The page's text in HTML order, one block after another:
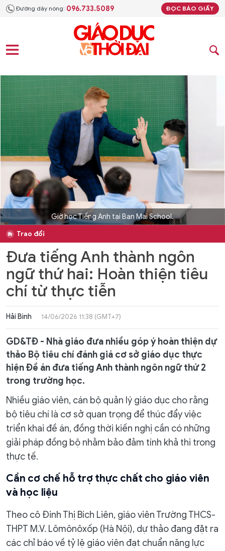
Đường dây nóng: 096.733.5089 ĐỌC BÁO GIẤY
Giờ học Tiếng Anh tại Ban Mai School.
Trao đổi
Đưa tiếng Anh thành ngôn
ngữ thứ hai: Hoàn thiện tiêu
chí từ thực tiễn
Hải Bình 14/06/2026 11:38 (GMT+7)
GD&TĐ - Nhà giáo đưa nhiều góp ý hoàn thiện dự
thảo Bộ tiêu chí đánh giá cơ sở giáo dục thực
hiện Đề án đưa tiếng Anh thành ngôn ngữ thứ 2
trong trường học.
Nhiều giáo viên, cán bộ quản lý giáo dục cho rằng
bộ tiêu chí là cơ sở quan trọng để thúc đẩy việc
triển khai đề án, đồng thời kiến nghị cần có những
giải pháp đồng bộ nhằm bảo đảm tính khả thi trong
thực tế.
Cần cơ chế hỗ trợ thực chất cho giáo viên
và học liệu
Theo cô Đinh Thị Bích Liên, giáo viên Trường THCS-
THPT M.V. Lômônôxốp (Hà Nội), dự thảo đang đặt ra
các chỉ báo về tỷ lệ giáo viên đạt chuẩn năng lực